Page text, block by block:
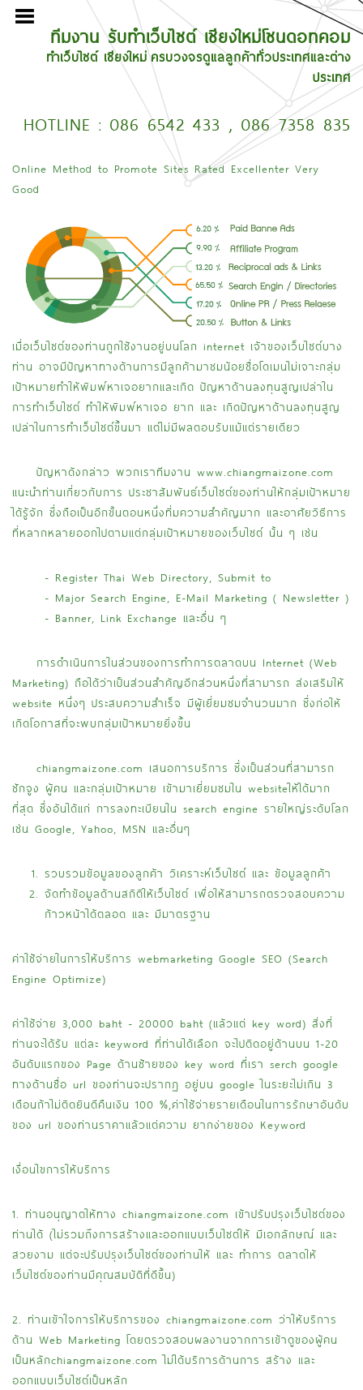
ทีมงาน รับทำเว็บไซต์ เชียงใหม่โซนดอทคอม
ทำเว็บไซต์ เชียงใหม่,ครบวงจรดูแลลูกค้าทั่วประเทศและต่าง
ประเทศ
HOTLINE : 086 6542 433 , 086 7358 835
Online Method to Promote Sites Rated Excellenter Very
Good
เมื่อเว็บไซต์ของท่านถูกใช้งานอยู่บนโลก internet เจ้าของเว็บไซต์บาง
ท่าน อาจมีปัญหาทางด้านการมีลูกค้ามาชมน้อยชื่อโดเมนไม่เจาะกลุ่ม
เป้าหมายทำให้พิมพ์หาเจอยากและเกิด ปัญหาด้านลงทุนสูญเปล่าใน
การทำเว็บไซต์ ทำให้พิมพ์หาเจอ ยาก และ เกิดปัญหาด้านลงทุนสูญ
เปล่าในการทำเว็บไซต์ขึ้นมา แต่ไม่มีผลตอบรับแม้แต่รายเดียว
ปัญหาดังกล่าว พวกเราทีมงาน www.chiangmaizone.com
แนะนำท่านเกี่ยวกับการ ประชาสัมพันธ์เว็บไซต์ของท่านให้กลุ่มเป้าหมาย
ได้รู้จัก ซึ่งถือเป็นอีกขั้นตอนหนึ่งที่มความสำคัญมาก และอาศัยวิธีการ
ที่หลากหลายออกไปตามแต่กลุ่มเป้าหมายของเว็บไซต์ นั้น ๆ เช่น
- Register Thai Web Directory, Submit to
- Major Search Engine, E-Mail Marketing ( Newsletter )
- Banner, Link Exchange และอื่น ๆ
การดำเนินการในส่วนของการทำการตลาดบน Internet (Web
Marketing) ถือได้ว่าเป็นส่วนสำคัญอีกส่วนหนึ่งที่สามารถ ส่งเสริมให้
website หนึ่งๆ ประสบความสำเร็จ มีผู้เยี่ยมชมจำนวนมาก ซึ่งก่อให้
เกิดโอกาสที่จะพบกลุ่มเป้าหมายยิ่งขึ้น
chiangmaizone.com เสนอการบริการ ซึ่งเป็นส่วนที่สามารถ
ชักจูง ผู้คน และกลุ่มเป้าหมาย เข้ามาเยี่ยมชมใน websiteให้ได้มาก
ที่สุด ซึ่งอันได้แก่ การลงทะเบียนใน search engine รายใหญ่ระดับโลก
เช่น Google, Yahoo, MSN และอื่นๆ
รวบรวมข้อมูลของลูกค้า วิเคราะห์เว็บไซต์ และ ข้อมูลลูกค้า
จัดทำข้อมูลด้านสถิติให้เว็บไซต์ เพื่อให้สามารถตรวจสอบความ
ก้าวหน้าได้ตลอด และ มีมาตรฐาน
ค่าใช้จ่ายในการให้บริการ webmarketing Google SEO (Search
Engine Optimize)
ค่าใช้จ่าย 3,000 baht - 20000 baht (แล้วแต่ key word) สิ่งที่
ท่านจะได้รับ แต่ละ keyword ที่ท่านได้เลือก จะไปติดอยู่ด้านบน 1-20
อันดับแรกของ Page ด้านซ้ายของ key word ที่เรา serch google
ทางด้านชื่อ url ของท่านจะปรากฏ อยู่บน google ในระยะไม่เกิน 3
เดือนถ้าไม่ติดยินดีคืนเงิน 100 %,ค่าใช้จ่ายรายเดือนในการรักษาอันดับ
ของ url ของท่านราคาแล้วแต่ความ ยากง่ายของ Keyword
เงื่่อนไขการให้บริการ
1. ท่านอนุญาตให้ทาง chiangmaizone.com เข้าปรับปรุงเว็บไซต์ของ
ท่านได้ (ไม่รวมถึงการสร้างและออกแบบเว็บไซต์ให้ มีเอกลักษณ์ และ
สวยงาม แต่จะปรับปรุงเว็บไซต์ของท่านให้ และ ทำการ ตลาดให้
เว็บไซต์ของท่านมีคุณสมบัติที่ดีขึ้น)
2. ท่านเข้าใจการให้บริการของ chiangmaizone.com ว่าให้บริการ
ด้าน Web Marketing โดยตรวจสอบผลงานจากการเข้าดูของผู้คน
เป็นหลักchiangmaizone.com ไม่ได้บริการด้านการ สร้าง และ
ออกแบบเว็บไซต์เป็นหลัก